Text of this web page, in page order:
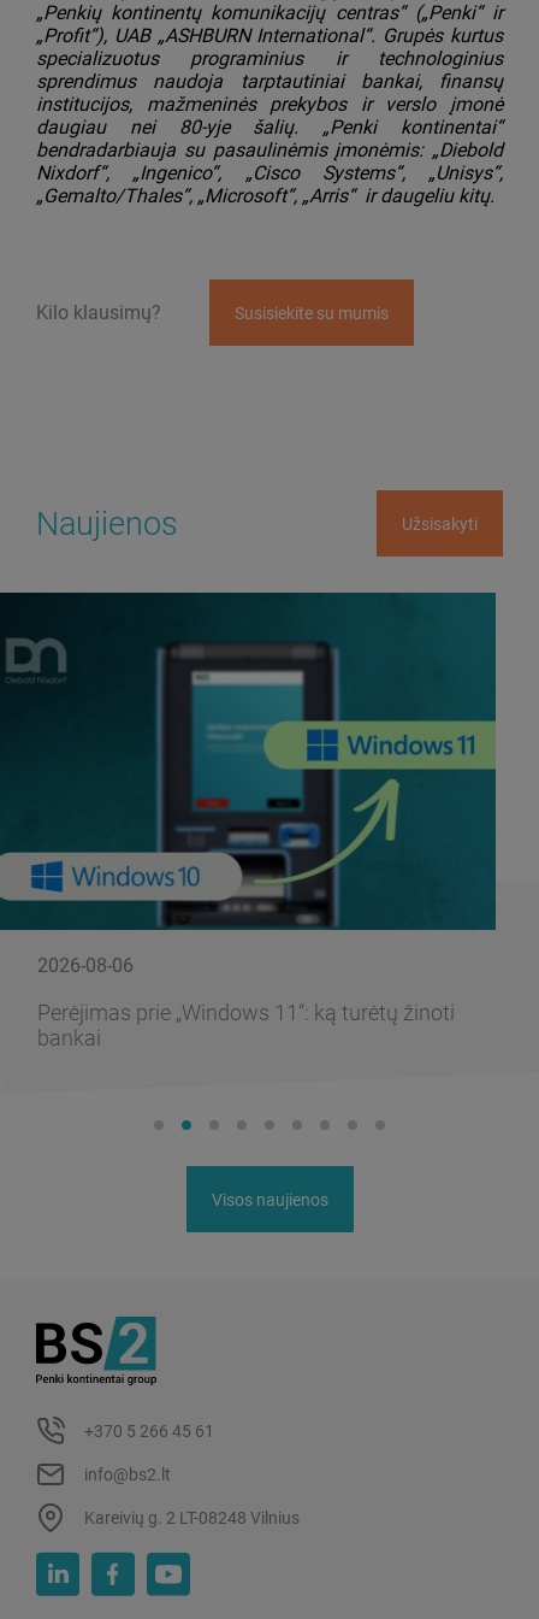
„Penkių kontinentų komunikacijų centras“ („Penki“ ir
„Profit“), UAB „ASHBURN International“. Grupės kurtus
specializuotus programinius ir technologinius
sprendimus naudoja tarptautiniai bankai, finansų
institucijos, mažmeninės prekybos ir verslo įmonė
daugiau nei 80-yje šalių. „Penki kontinentai“
bendradarbiauja su pasaulinėmis įmonėmis: „Diebold
Nixdorf“,
„Ingenico“, „Cisco Systems“, „Unisys“,
„Gemalto/Thales“, „Microsoft“, „Arris“ ir daugeliu kitų.
Kilo klausimų? Susisiekite su mumis
Naujienos Užsisakyti
2026-08-06
Perėjimas prie „Windows 11“: ką turėtų žinoti
bankai
Visos naujienos
+370 5 266 45 61
info@bs2.lt
Kareivių g. 2 LT-08248 Vilnius